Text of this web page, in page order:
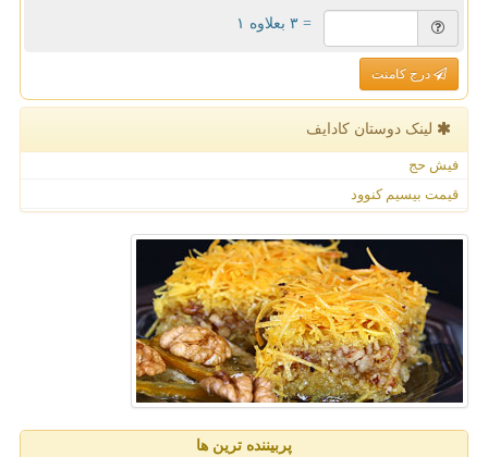
= ۳ بعلاوه ۱
درج کامنت
لینک دوستان كادایف
فیش حج
قیمت بیسیم کنوود
پربیننده ترین ها